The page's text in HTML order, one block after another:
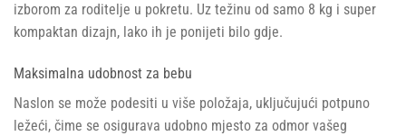
izborom za roditelje u pokretu. Uz težinu od samo 8 kg i super
kompaktan dizajn, lako ih je ponijeti bilo gdje.
Maksimalna udobnost za bebu
Naslon se može podesiti u više položaja, uključujući potpuno
ležeći, čime se osigurava udobno mjesto za odmor vašeg